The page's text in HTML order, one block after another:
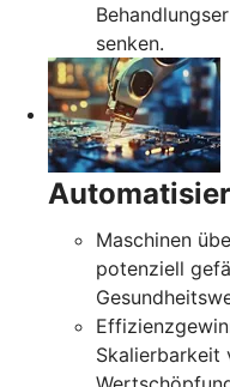
senken.
Maschinen
potenziell
Skalierbarkeit